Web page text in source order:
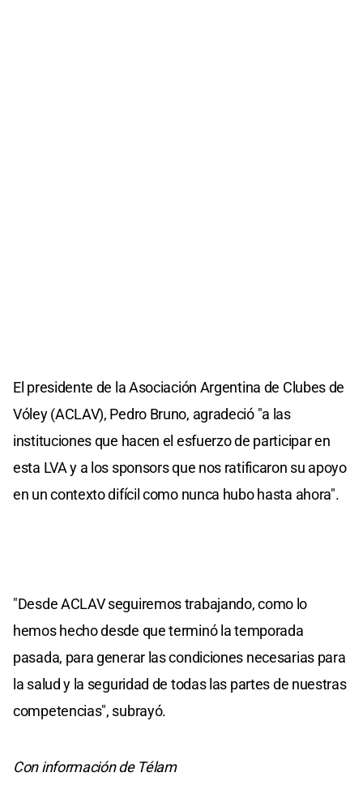
El presidente de la Asociación Argentina de Clubes de
Vóley (ACLAV), Pedro Bruno, agradeció "a las
instituciones que hacen el esfuerzo de participar en
esta LVA y a los sponsors que nos ratificaron su apoyo
en un contexto difícil como nunca hubo hasta ahora".
"Desde ACLAV seguiremos trabajando, como lo
hemos hecho desde que terminó la temporada
pasada, para generar las condiciones necesarias para
la salud y la seguridad de todas las partes de nuestras
competencias", subrayó.
Con información de Télam